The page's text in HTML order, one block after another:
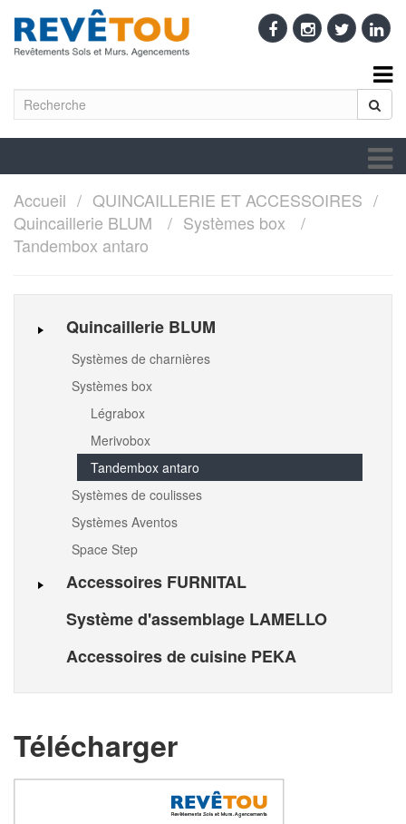
Accueil
QUINCAILLERIE ET ACCESSOIRES
Quincaillerie BLUM
Systèmes box
Tandembox antaro
Quincaillerie BLUM
Systèmes de charnières
Systèmes box
Légrabox
Merivobox
Tandembox antaro
Systèmes de coulisses
Systèmes Aventos
Space Step
Accessoires FURNITAL
Système d'assemblage LAMELLO
Accessoires de cuisine PEKA
Télécharger